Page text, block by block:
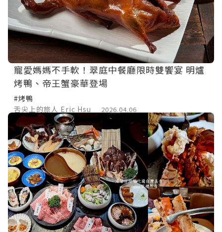
寵愛媽媽不手軟！翠庭中餐廳限時雙饗宴 明爐
烤鴨、帝王蟹豪華登場
#烤鴨
舌尖上的旅人 Eric Hsu
2026.04.06